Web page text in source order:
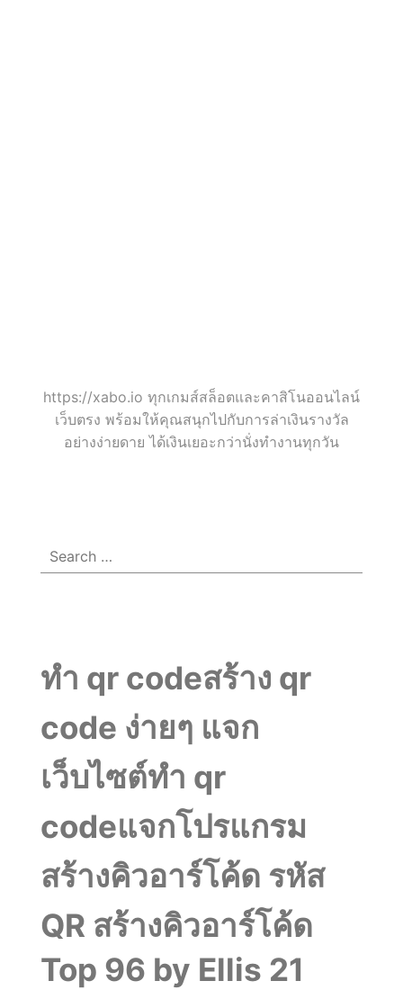
กับ
ใน
ชนะ
เงิน
จริง
เงิน
รางวัล
สูงสุด
https://xabo.io ทุกเกมส์สล็อตและคาสิโนออนไลน์
เว็บตรง พร้อมให้คุณสนุกไปกับการล่าเงินรางวัล
อย่างง่ายดาย ได้เงินเยอะกว่านั่งทำงานทุกวัน
Search
for:
ทำ qr codeสร้าง qr
code ง่ายๆ แจก
เว็บไซต์ทำ qr
codeแจกโปรแกรม
สร้างคิวอาร์โค้ด รหัส
QR สร้างคิวอาร์โค้ด
Top 96 by Ellis 21